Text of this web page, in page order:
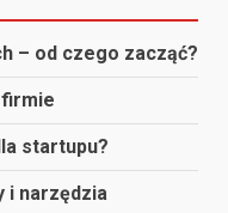
– od czego zacząć?
firmie
startupu?
i narzędzia